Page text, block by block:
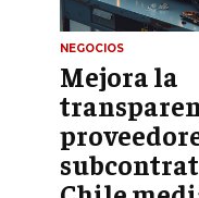
FINANZAS Y
GESTIÓN DE
INVERSIONES Y
CONTABILIDAD
ECONOMÍA
NEGOCIOS
Mejora la